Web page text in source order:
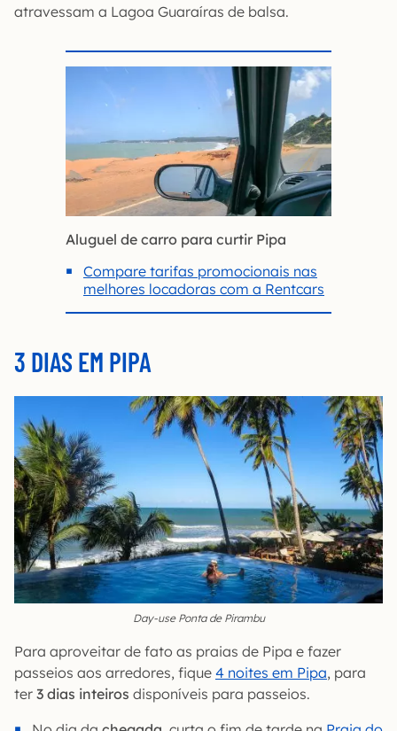
atravessam a Lagoa Guaraíras de balsa.
Aluguel de carro para curtir Pipa
Compare tarifas promocionais nas
melhores locadoras com a Rentcars
3 DIAS EM PIPA
Day-use Ponta de Pirambu
Para aproveitar de fato as praias de Pipa e fazer
passeios aos arredores, fique 4 noites em Pipa, para
ter 3 dias inteiros disponíveis para passeios.